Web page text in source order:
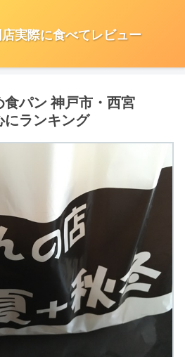
実際に食べてレビュー
パン 神戸市・西宮
にランキング